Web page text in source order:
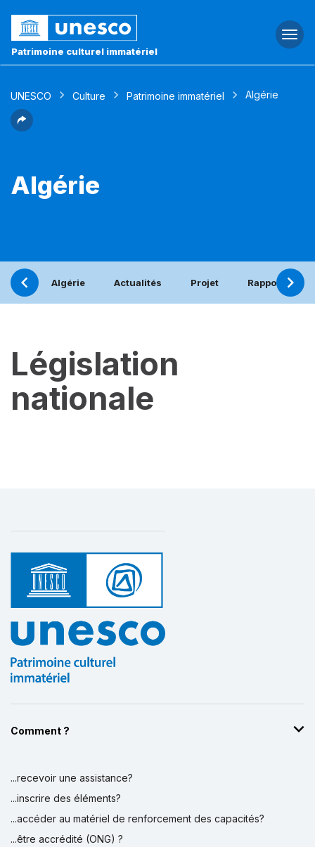
Patrimoine culturel immatériel
UNESCO Culture Patrimoine immatériel Algérie
Algérie
Algérie Actualités Projet Rapport
Législation
nationale
Comment ?
...recevoir une assistance?
...inscrire des éléments?
...accéder au matériel de renforcement des capacités?
...être accrédité (ONG) ?